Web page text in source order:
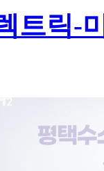
트릭-